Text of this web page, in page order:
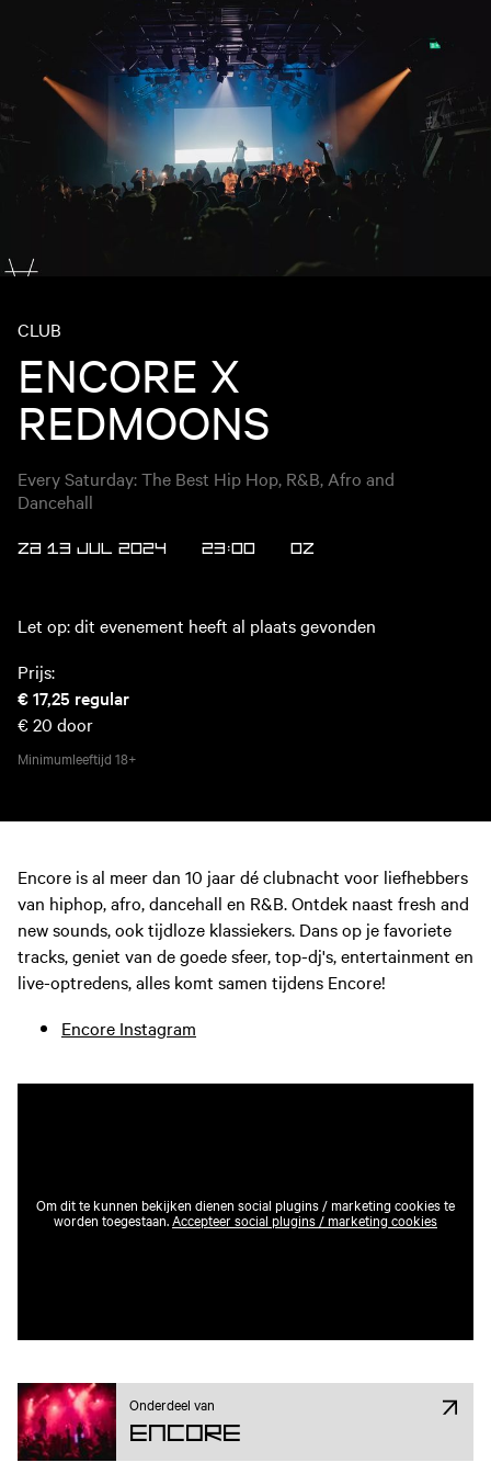
CLUB
ENCORE X
REDMOONS
Every Saturday: The Best Hip Hop, R&B, Afro and
Dancehall
ZA 13 JUL 2024 23:00 OZ
Let op: dit evenement heeft al plaats gevonden
Prijs:
€ 17,25 regular
€ 20 door
Minimumleeftijd 18+
Encore is al meer dan 10 jaar dé clubnacht voor liefhebbers
van hiphop, afro, dancehall en R&B. Ontdek naast fresh and
new sounds, ook tijdloze klassiekers. Dans op je favoriete
tracks, geniet van de goede sfeer, top-dj's, entertainment en
live-optredens, alles komt samen tijdens Encore!
Encore Instagram
Om dit te kunnen bekijken dienen social plugins / marketing cookies te
worden toegestaan.Accepteer social plugins / marketing cookies
Onderdeel van
ENCORE